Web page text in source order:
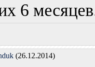
6
(26.12.2014)